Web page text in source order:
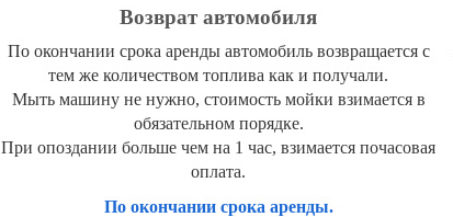
Возврат автомобиля
По окончании срока аренды автомобиль возвращается с
тем же количеством топлива как и получали.
Мыть машину не нужно, стоимость мойки взимается в
обязательном порядке.
При опоздании больше чем на 1 час, взимается почасовая
оплата.
По окончании срока аренды.